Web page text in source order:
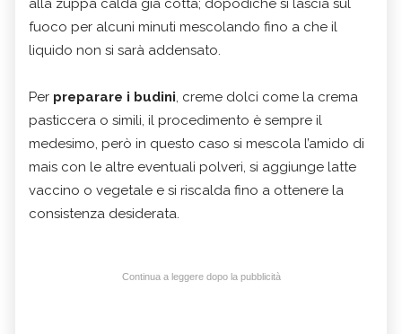
alla zuppa calda già cotta; dopodiché si lascia sul
fuoco per alcuni minuti mescolando fino a che il
liquido non si sarà addensato.
Per preparare i budini, creme dolci come la crema
pasticcera o simili, il procedimento è sempre il
medesimo, però in questo caso si mescola l’amido di
mais con le altre eventuali polveri, si aggiunge latte
vaccino o vegetale e si riscalda fino a ottenere la
consistenza desiderata.
Continua a leggere dopo la pubblicità